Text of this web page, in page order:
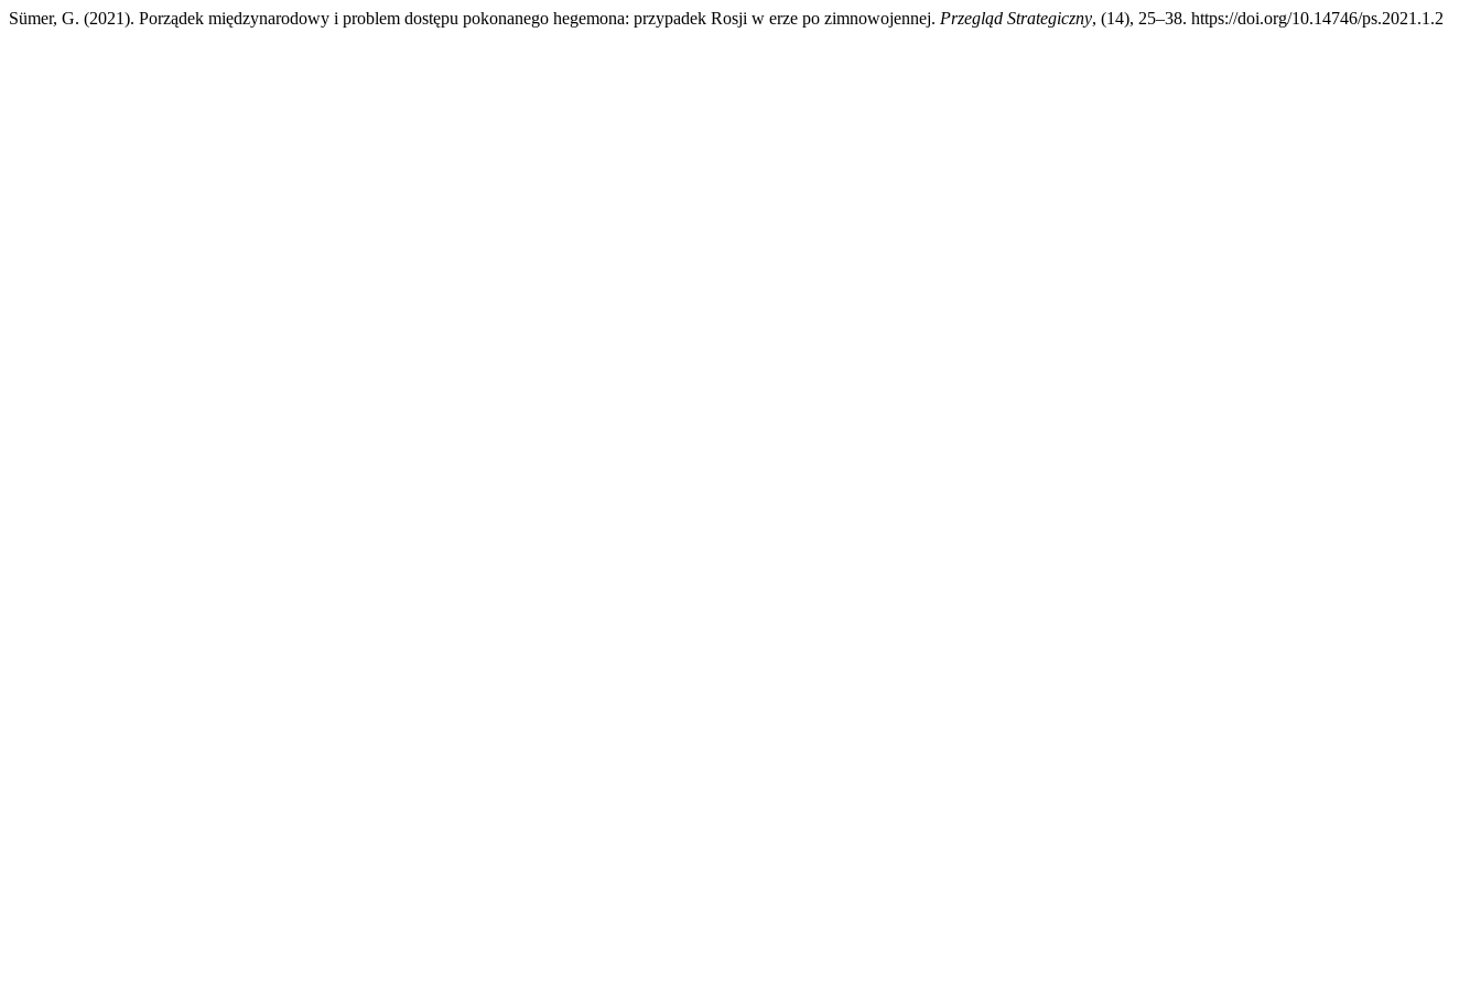
Sümer, G. (2021). Porządek międzynarodowy i problem dostępu pokonanego hegemona: przypadek Rosji w erze po zimnowojennej. Przegląd Strategiczny, (14), 25–38. https://doi.org/10.14746/ps.2021.1.2